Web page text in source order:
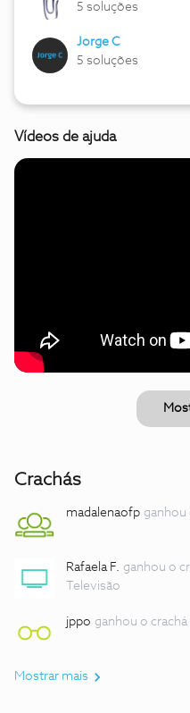
5 soluções
Jorge C
5 soluções
Vídeos de ajuda
Crachás
madalenaofp ganhou
Rafaela F. ganhou o
Televisão
jppo ganhou o crachá
Mostrar mais